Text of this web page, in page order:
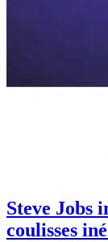
Steve Jobs
coulisses